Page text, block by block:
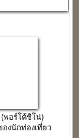
(พอร์โต้ชิโน่)
งนักท่องเที่ยว